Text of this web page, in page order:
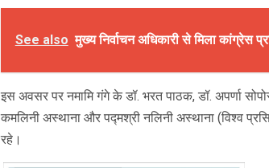
See also मुख्य निर्वाचन अधिकारी से मिला कांग्रेस
इस अवसर पर नमामि गंगे के डॉ. भरत पाठक, डॉ. अपर्णा
कमलिनी अस्थाना और पद्मश्री नलिनी अस्थाना (विश्व
रहे।